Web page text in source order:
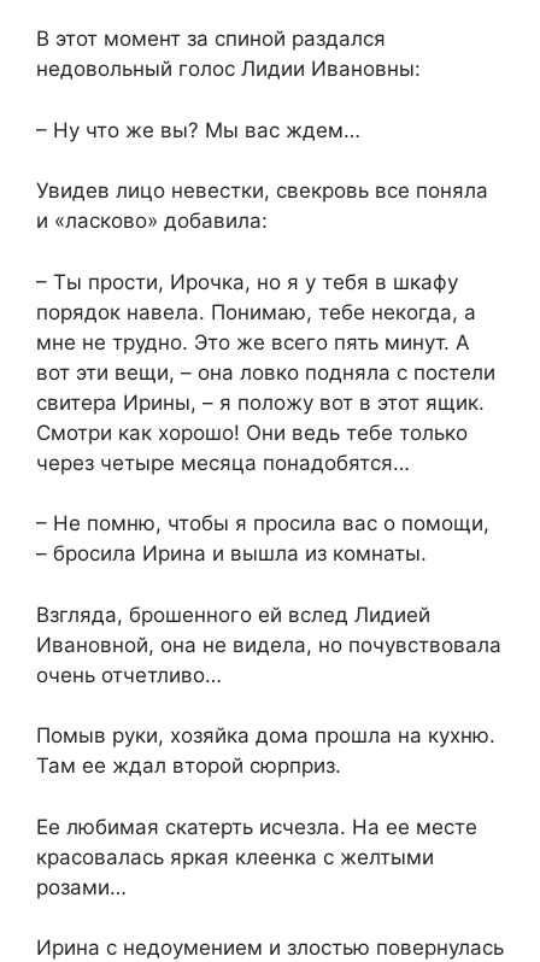
В этот момент за спиной раздался
недовольный голос Лидии Ивановны:
– Ну что же вы? Мы вас ждем…
Увидев лицо невестки, свекровь все поняла
и «ласково» добавила:
– Ты прости, Ирочка, но я у тебя в шкафу
порядок навела. Понимаю, тебе некогда, а
мне не трудно. Это же всего пять минут. А
вот эти вещи, – она ловко подняла с постели
свитера Ирины, – я положу вот в этот ящик.
Смотри как хорошо! Они ведь тебе только
через четыре месяца понадобятся…
– Не помню, чтобы я просила вас о помощи,
– бросила Ирина и вышла из комнаты.
Взгляда, брошенного ей вслед Лидией
Ивановной, она не видела, но почувствовала
очень отчетливо…
Помыв руки, хозяйка дома прошла на кухню.
Там ее ждал второй сюрприз.
Ее любимая скатерть исчезла. На ее месте
красовалась яркая клеенка с желтыми
розами…
Ирина с недоумением и злостью повернулась